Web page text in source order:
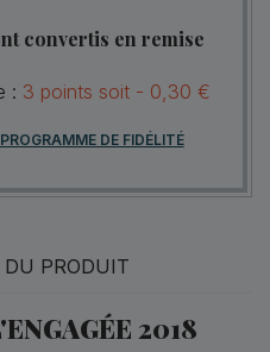
convertis en remise
: 3 points soit - 0,30 €
DE FIDÉLITÉ
PRODUIT
2018